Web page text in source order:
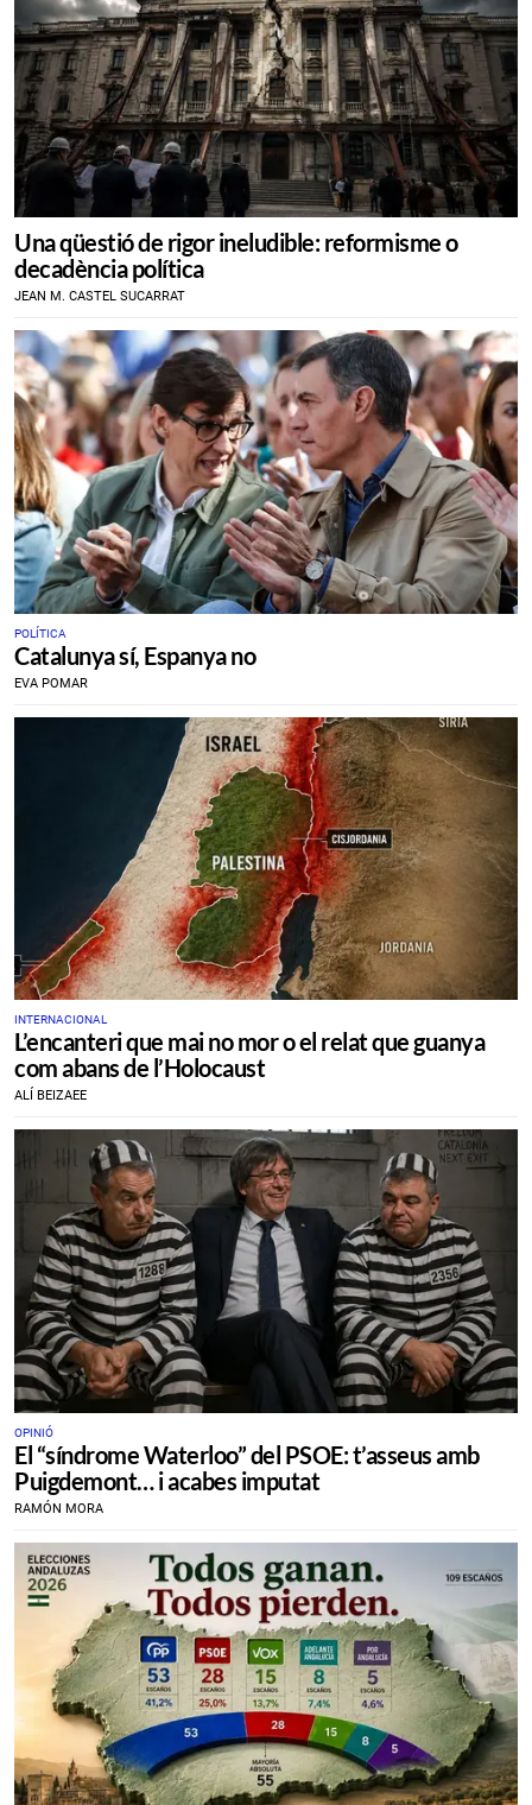
Una qüestió de rigor ineludible: reformisme o
decadència política
JEAN M. CASTEL SUCARRAT
POLÍTICA
Catalunya sí, Espanya no
EVA POMAR
INTERNACIONAL
L’encanteri que mai no mor o el relat que guanya
com abans de l’Holocaust
ALÍ BEIZAEE
OPINIÓ
El “síndrome Waterloo” del PSOE: t’asseus amb
Puigdemont… i acabes imputat
RAMÓN MORA